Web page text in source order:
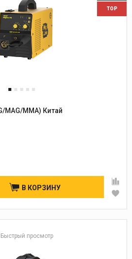
TOP
START MIGLine 190 (MIG/MAG/MMA) Китай
В КОРЗИНУ
Быстрый просмотр